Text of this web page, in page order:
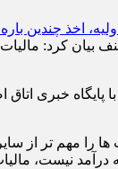
بیان کرد:
پایگاه خبری
مهم تر از
نیست،